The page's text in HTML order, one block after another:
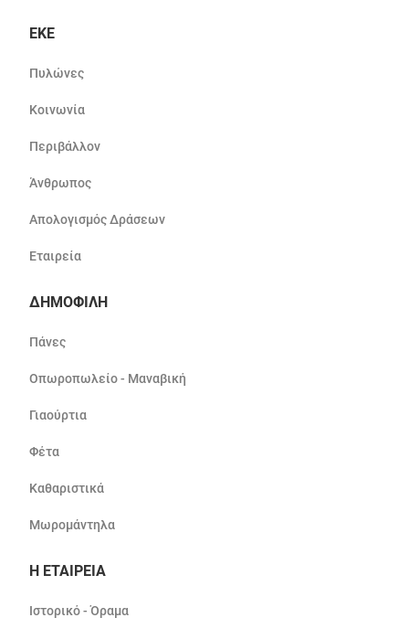
ΕΚΕ
Πυλώνες
Κοινωνία
Περιβάλλον
Άνθρωπος
Απολογισμός Δράσεων
Εταιρεία
ΔΗΜΟΦΙΛΗ
Πάνες
Οπωροπωλείο - Μαναβική
Γιαούρτια
Φέτα
Καθαριστικά
Μωρομάντηλα
Η ΕΤΑΙΡΕΙΑ
Ιστορικό - Όραμα